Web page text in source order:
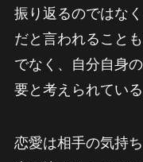
振り返るのではな
だと言われること
でなく、自分自身
要と考えられている
恋愛は相手の気持